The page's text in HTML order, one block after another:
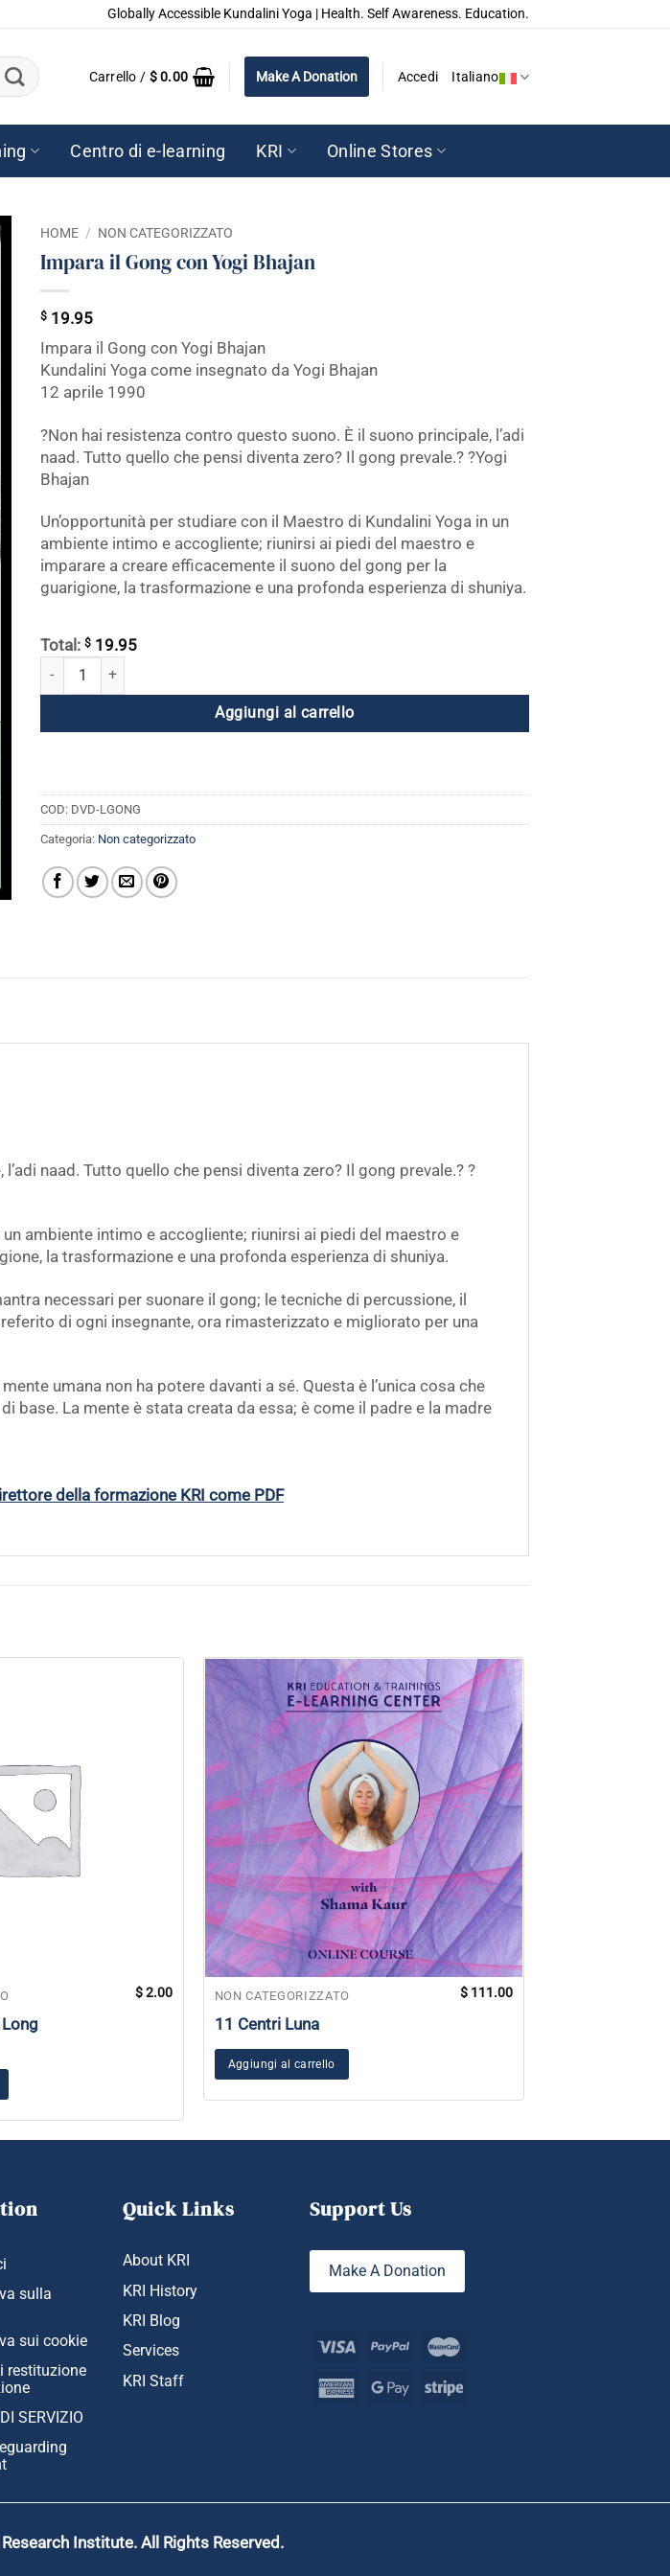
Globally Accessible Kundalini Yoga | Health. Self Awareness. Education.
Carrello / $0.00 Make A Donation Accedi Italiano
Centro di e-learning KRI Online Stores
HOME / NON CATEGORIZZATO
Impara il Gong con Yogi Bhajan
$ 19.95
Impara il Gong con Yogi Bhajan
Kundalini Yoga come insegnato da Yogi Bhajan
12 aprile 1990
?Non hai resistenza contro questo suono. È il suono principale, l’adi
naad. Tutto quello che pensi diventa zero? Il gong prevale.? ?Yogi
Bhajan
Un’opportunità per studiare con il Maestro di Kundalini Yoga in un
ambiente intimo e accogliente; riunirsi ai piedi del maestro e
imparare a creare efficacemente il suono del gong per la
guarigione, la trasformazione e una profonda esperienza di shuniya.
Total: $ 19.95
Impara il Gong con Yogi Bhajan quantità
Aggiungi al carrello
COD: DVD-LGONG
Categoria: Non categorizzato
naad. Tutto quello che pensi diventa zero? Il gong prevale.? ?
ambiente intimo e accogliente; riunirsi ai piedi del maestro e
la trasformazione e una profonda esperienza di shuniya.
necessari per suonare il gong; le tecniche di percussione, il
di ogni insegnante, ora rimasterizzato e migliorato per una
umana non ha potere davanti a sé. Questa è l’unica cosa che
base. La mente è stata creata da essa; è come il padre e la madre
della formazione KRI come PDF
$2.00 NON CATEGORIZZATO
11 Centri Luna
$ 111.00
Aggiungi al carrello
sulla
sui cookie
restituzione
SERVIZIO
Quick Links
About KRI
KRI History
KRI Blog
Services
KRI Staff
Support Us
Make A Donation
Institute. All Rights Reserved.